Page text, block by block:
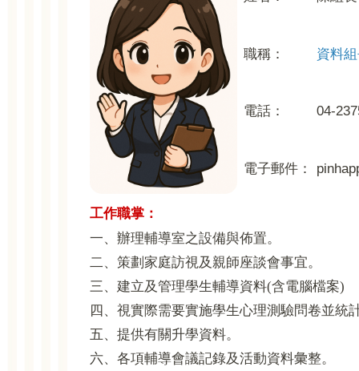
職稱： 資料
電話： 04-
電子郵件：
工作職掌：
一、辦理輔導室之設備與佈置。
二、策劃家庭訪視及親師座談會事宜。
三、建立及管理學生輔導資料(含電腦檔案)
四、視實際需要實施學生心理測驗問卷並統
五、提供有關升學資料。
六、各項輔導會議記錄及活動資料彙整。